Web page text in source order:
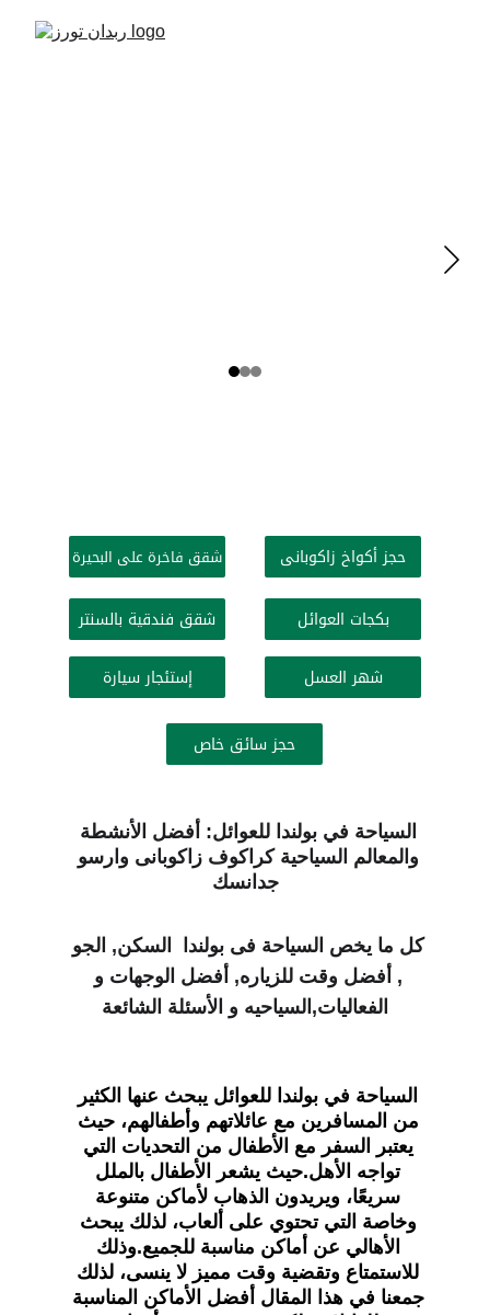
حجز أكواخ زاكوبانى
بكجات العوائل شقق فندقية بالسنتر
شقق فاخرة على البحيرة
إستئجار سيارة
حجز سائق خاص
شهر العسل
السياحة في بولندا للعوائل: أفضل الأنشطة
والمعالم السياحية كراكوف زاكوبانى وارسو
جدانسك
كل ما يخص السياحة فى بولندا  السكن, الجو
, أفضل وقت للزياره, أفضل الوجهات و
الفعاليات,السياحيه و الأسئلة الشائعة
السياحة في بولندا للعوائل يبحث عنها الكثير
من المسافرين مع عائلاتهم وأطفالهم، حيث
يعتبر السفر مع الأطفال من التحديات التي
تواجه الأهل.حيث يشعر الأطفال بالملل
سريعًا، ويريدون الذهاب لأماكن متنوعة
وخاصة التي تحتوي على ألعاب، لذلك يبحث
الأهالي عن أماكن مناسبة للجميع.وذلك
للاستمتاع وتقضية وقت مميز لا ينسى، لذلك
جمعنا في هذا المقال أفضل الأماكن المناسبة